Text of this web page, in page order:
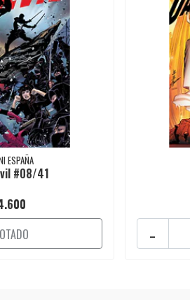
ESPAÑA
#08/41
-